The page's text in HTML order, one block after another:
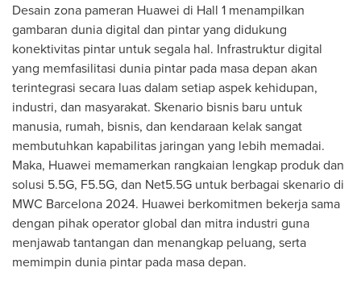
Desain zona pameran Huawei di Hall 1 menampilkan
gambaran dunia digital dan pintar yang didukung
konektivitas pintar untuk segala hal. Infrastruktur digital
yang memfasilitasi dunia pintar pada masa depan akan
terintegrasi secara luas dalam setiap aspek kehidupan,
industri, dan masyarakat. Skenario bisnis baru untuk
manusia, rumah, bisnis, dan kendaraan kelak sangat
membutuhkan kapabilitas jaringan yang lebih memadai.
Maka, Huawei memamerkan rangkaian lengkap produk dan
solusi 5.5G, F5.5G, dan Net5.5G untuk berbagai skenario di
MWC Barcelona 2024. Huawei berkomitmen bekerja sama
dengan pihak operator global dan mitra industri guna
menjawab tantangan dan menangkap peluang, serta
memimpin dunia pintar pada masa depan.